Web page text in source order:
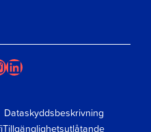
LinkedIn
Dataskyddsbeskrivning
Tillgänglighetsutlåtande